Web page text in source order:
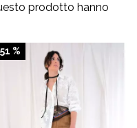
prodotto hanno
%